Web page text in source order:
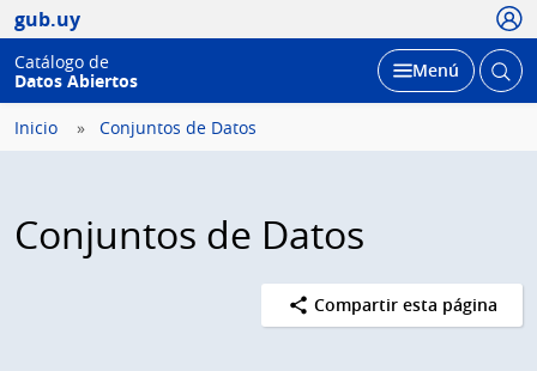
gub.uy
Catálogo de
Datos Abiertos
Desplegar
Menú Abrir
Inicio Conjuntos de Datos
Conjuntos de Datos
Compartir esta página